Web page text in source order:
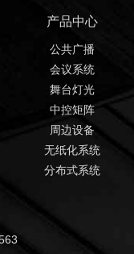
产品中心
公共广播
会议系统
舞台灯光
中控矩阵
周边设备
无纸化系统
分布式系统